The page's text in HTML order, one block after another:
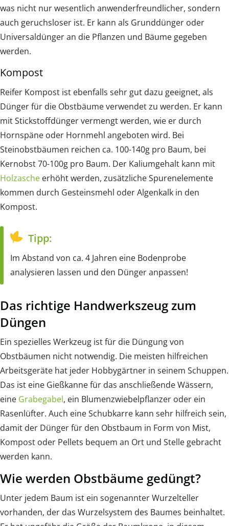
was nicht nur wesentlich anwenderfreundlicher, sondern
auch geruchsloser ist. Er kann als Grunddünger oder
Universaldünger an die Pflanzen und Bäume gegeben
werden.
Kompost
Reifer Kompost ist ebenfalls sehr gut dazu geeignet, als
Dünger für die Obstbäume verwendet zu werden. Er kann
mit Stickstoffdünger vermengt werden, wie er durch
Hornspäne oder Hornmehl angeboten wird. Bei
Steinobstbäumen reichen ca. 100-140g pro Baum, bei
Kernobst 70-100g pro Baum. Der Kaliumgehalt kann mit
Holzasche erhöht werden, zusätzliche Spurenelemente
kommen durch Gesteinsmehl oder Algenkalk in den
Kompost.
Tipp:
Im Abstand von ca. 4 Jahren eine Bodenprobe
analysieren lassen und den Dünger anpassen!
Das richtige Handwerkszeug zum
Düngen
Ein spezielles Werkzeug ist für die Düngung von
Obstbäumen nicht notwendig. Die meisten hilfreichen
Arbeitsgeräte hat jeder Hobbygärtner in seinem Schuppen.
Das ist eine Gießkanne für das anschließende Wässern,
eine Grabegabel, ein Blumenzwiebelpflanzer oder ein
Rasenlüfter. Auch eine Schubkarre kann sehr hilfreich sein,
damit der Dünger für den Obstbaum in Form von Mist,
Kompost oder Pellets bequem an Ort und Stelle gebracht
werden kann.
Wie werden Obstbäume gedüngt?
Unter jedem Baum ist ein sogenannter Wurzelteller
vorhanden, der das Wurzelsystem des Baumes beinhaltet.